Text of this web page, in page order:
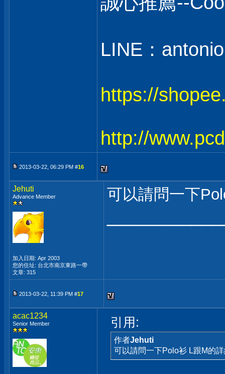
LINE：
https://
http://
2013-03-22, 06:29 PM #16
Jehuti
Advance Member
加入日期: Apr 2003
您的住址: 台北市南京東路一帶
文章: 315
可以請問一下
2013-03-22, 11:39 PM #17
acac1234
Senior Member 引用:
作者Jehuti
可以請問一下Polo衫 L跟M的